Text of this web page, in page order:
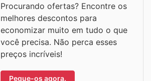
Procurando ofertas? Encontre os
melhores descontos para
economizar muito em tudo o que
você precisa. Não perca esses
preços incríveis!
Pegue-os agora.